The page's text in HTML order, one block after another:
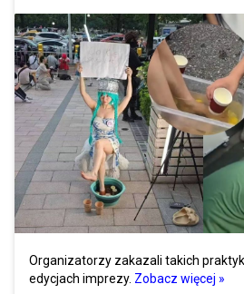
Organizatorzy zakazali takich
edycjach imprezy. Zobacz więcej »